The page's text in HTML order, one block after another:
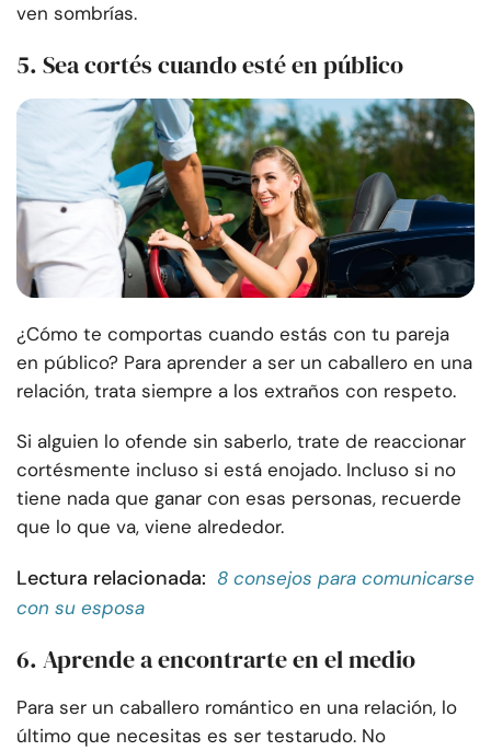
ven sombrías.
5. Sea cortés cuando esté en público
¿Cómo te comportas cuando estás con tu pareja
en público? Para aprender a ser un caballero en una
relación, trata siempre a los extraños con respeto.
Si alguien lo ofende sin saberlo, trate de reaccionar
cortésmente incluso si está enojado. Incluso si no
tiene nada que ganar con esas personas, recuerde
que lo que va, viene alrededor.
Lectura relacionada: 8 consejos para comunicarse
con su esposa
6. Aprende a encontrarte en el medio
Para ser un caballero romántico en una relación, lo
último que necesitas es ser testarudo. No